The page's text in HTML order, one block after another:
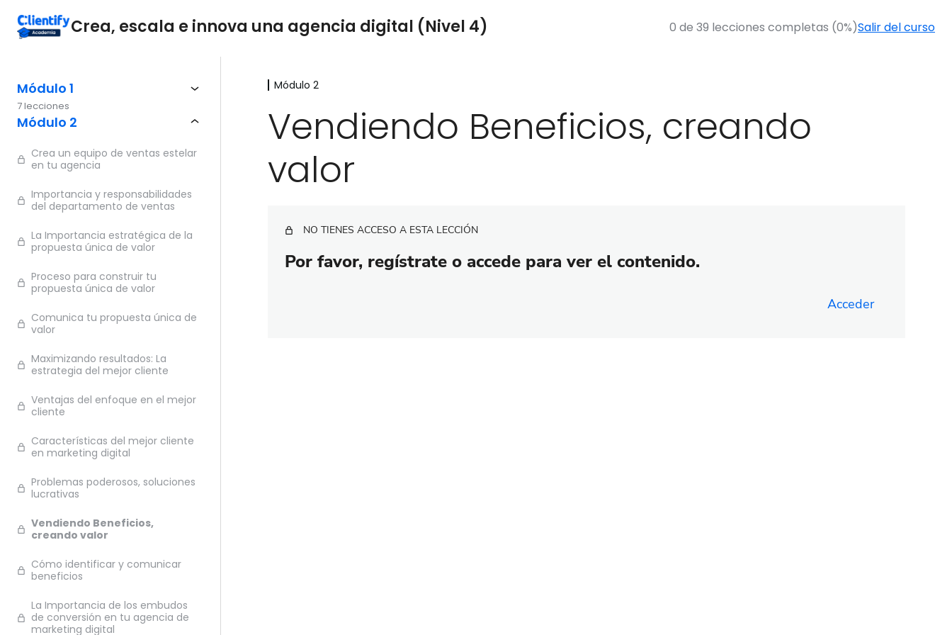
Crea, escala e innova una agencia digital (Nivel 4) 0 de 39 lecciones completas (0%)Salir del curso
Módulo 1
7 lecciones
Módulo 2
Crea un equipo de ventas estelar
en tu agencia
Importancia y responsabilidades
del departamento de ventas
La Importancia estratégica de la
propuesta única de valor
Proceso para construir tu
propuesta única de valor
Comunica tu propuesta única de
valor
Maximizando resultados: La
estrategia del mejor cliente
Ventajas del enfoque en el mejor
cliente
Características del mejor cliente
en marketing digital
Problemas poderosos, soluciones
lucrativas
Vendiendo Beneficios,
creando valor
Cómo identificar y comunicar
beneficios
La Importancia de los embudos
de conversión en tu agencia de
marketing digital
Módulo 2
Vendiendo Beneficios, creando
valor
NO TIENES ACCESO A ESTA LECCIÓN
Por favor, regístrate o accede para ver el contenido.
Acceder